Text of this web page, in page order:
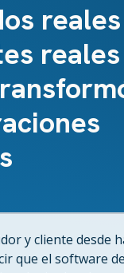
reales
y cliente desde
que el software